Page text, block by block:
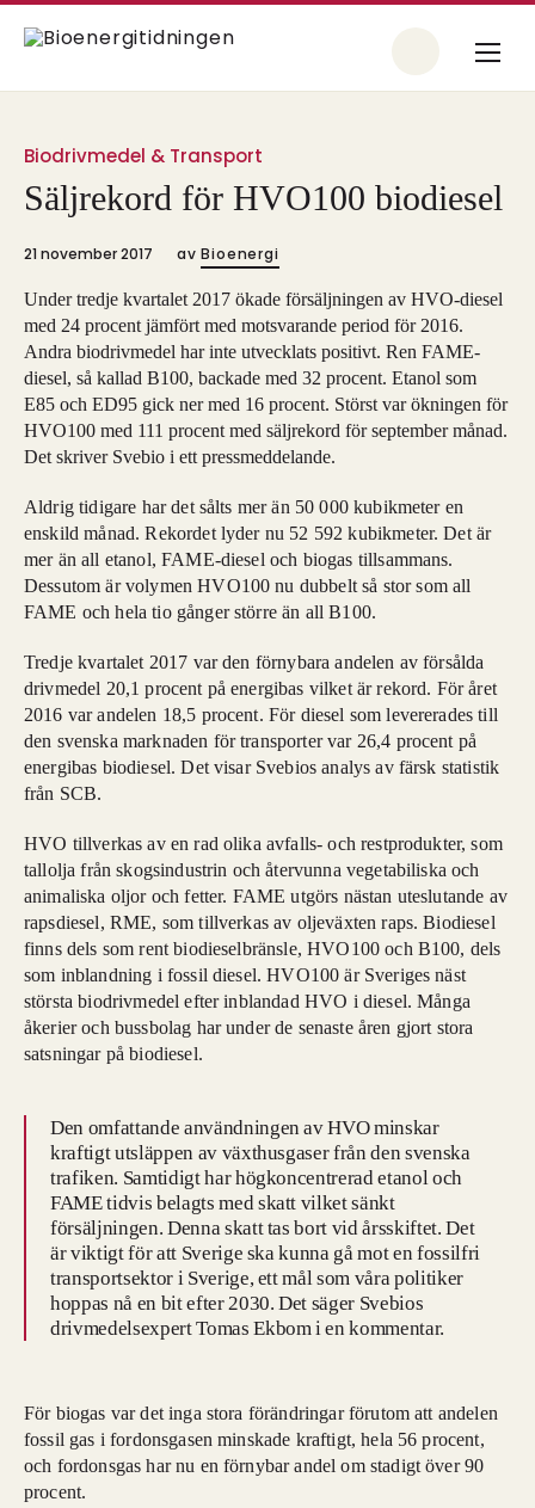
Biodrivmedel & Transport
​Säljrekord för HVO100 biodiesel
21 november 2017 av Bioenergi
Under tredje kvartalet 2017 ökade försäljningen av HVO-diesel
med 24 procent jämfört med motsvarande period för 2016.
Andra biodrivmedel har inte utvecklats positivt. Ren FAME-
diesel, så kallad B100, backade med 32 procent. Etanol som
E85 och ED95 gick ner med 16 procent. Störst var ökningen för
HVO100 med 111 procent med säljrekord för september månad.
Det skriver Svebio i ett pressmeddelande.
Aldrig tidigare har det sålts mer än 50 000 kubikmeter en
enskild månad. Rekordet lyder nu 52 592 kubikmeter. Det är
mer än all etanol, FAME-diesel och biogas tillsammans.
Dessutom är volymen HVO100 nu dubbelt så stor som all
FAME och hela tio gånger större än all B100.
Tredje kvartalet 2017 var den förnybara andelen av försålda
drivmedel 20,1 procent på energibas vilket är rekord. För året
2016 var andelen 18,5 procent. För diesel som levererades till
den svenska marknaden för transporter var 26,4 procent på
energibas biodiesel. Det visar Svebios analys av färsk statistik
från SCB.
HVO tillverkas av en rad olika avfalls- och restprodukter, som
tallolja från skogsindustrin och återvunna vegetabiliska och
animaliska oljor och fetter. FAME utgörs nästan uteslutande av
rapsdiesel, RME, som tillverkas av oljeväxten raps. Biodiesel
finns dels som rent biodieselbränsle, HVO100 och B100, dels
som inblandning i fossil diesel. HVO100 är Sveriges näst
största biodrivmedel efter inblandad HVO i diesel. Många
åkerier och bussbolag har under de senaste åren gjort stora
satsningar på biodiesel.
Den omfattande användningen av HVO minskar
kraftigt utsläppen av växthusgaser från den svenska
trafiken. Samtidigt har högkoncentrerad etanol och
FAME tidvis belagts med skatt vilket sänkt
försäljningen. Denna skatt tas bort vid årsskiftet. Det
är viktigt för att Sverige ska kunna gå mot en fossilfri
transportsektor i Sverige, ett mål som våra politiker
hoppas nå en bit efter 2030. Det säger Svebios
drivmedelsexpert Tomas Ekbom i en kommentar.
För biogas var det inga stora förändringar förutom att andelen
fossil gas i fordonsgasen minskade kraftigt, hela 56 procent,
och fordonsgas har nu en förnybar andel om stadigt över 90
procent.